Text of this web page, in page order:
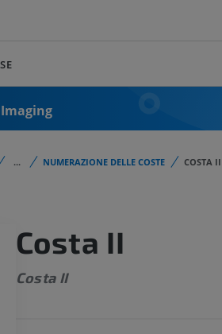
Imaging
... NUMERAZIONE DELLE COSTE COSTA II
Costa II
Costa II